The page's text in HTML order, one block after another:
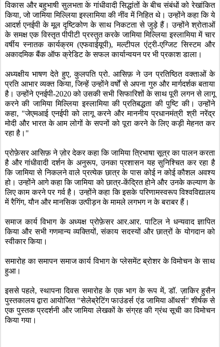
विकास और बहुभाषी सुलभता के गांधीवादी सिद्धांतों के बीच संबंधों को रेखांकित
किया,जो जामिया मिल्लिया इस्लामिया की नींव में निहित थे। उन्होंने कहा कि ये
आदर्श एनईपी के मूल दृष्टिकोण के साथ निकटता से जुड़े हैं। उन्होंने श्रोताओं
के समक्ष एक विस्तृत पीपीटी प्रस्तुत करके जामिया मिल्लिया इस्लामिया में चार
वर्षीय स्नातक कार्यक्रम (एफवाईयूपी),मल्टीपल एंट्री-एग्जिट सिस्टम और
अकादमिक बैंक ऑफ क्रेडिट के सफल कार्यान्वयन पर भी प्रकाश डाला।
अध्यक्षीय भाषण देते हुए,कुलपति प्रो. आसिफ़ ने उन प्रतिष्ठित वक्ताओं के
प्रति आभार व्यक्त किया,जिन्हें उन्होंने वर्षों से अपना गुरु और मार्गदर्शक बताया
है। उन्होंने एनईपी-2020को उसकी सभी सिफारिशों के साथ पूरी लगन से लागू
करने की जामिया मिल्लिया इस्लामिया की प्रतिबद्धता की पुष्टि की। उन्होंने
कहा, "जेएमआई एनईपी को लागू करने और माननीय प्रधानमंत्री श्री नरेंद्र
मोदी और भारत के आम लोगों के सपनों को पूरा करने के लिए कड़ी मेहनत कर
रहा है।"
प्रोफ़ेसर आसिफ़ ने ज़ोर देकर कहा कि जामिया त्रिभाषा सूत्र का पालन करता
है और गांधीवादी दर्शन के अनुरूप,उनका प्रशासन यह सुनिश्चित कर रहा है
कि जामिया से निकलने वाले प्रत्येक छात्र के पास कोई न कोई कौशल अवश्य
हो। उन्होंने आगे कहा कि जामिया को छात्र-केंद्रित होने और उनके कल्याण के
लिए काम करने पर गर्व है। उन्होंने कहा कि इसके परिणामस्वरूप विश्वविद्यालय
में रैगिंग,यौन और मानसिक उत्पीड़न के मामले लगभग न के बराबर हैं।
समाज कार्य विभाग के अध्यक्ष प्रोफ़ेसर आर.आर. पाटिल ने धन्यवाद ज्ञापित
किया और सभी गणमान्य व्यक्तियों,संकाय सदस्यों और छात्रों के योगदान को
स्वीकार किया।
समारोह का समापन समाज कार्य विभाग के प्लेसमेंट ब्रोशर के विमोचन के साथ
हुआ।
इससे पहले,स्थापना दिवस समारोह के एक भाग के रूप में,डॉ. ज़ाकिर हुसैन
पुस्तकालय द्वारा आयोजित "सेलेब्रेटिंग फाउंडर्स एंड जामिया ऑथर्स" शीर्षक से
एक पुस्तक प्रदर्शनी और जामिया लेखकों के संग्रह की ग्रंथ सूची का विमोचन
किया गया।